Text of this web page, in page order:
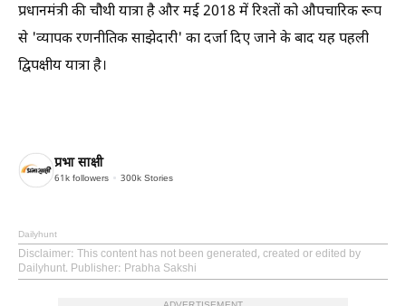
प्रधानमंत्री की चौथी यात्रा है और मई 2018 में रिश्तों को औपचारिक रूप
से 'व्यापक रणनीतिक साझेदारी' का दर्जा दिए जाने के बाद यह पहली
द्विपक्षीय यात्रा है।
प्रभा साक्षी
61k followers 300k Stories
Dailyhunt
Disclaimer: This content has not been generated, created or edited by
Dailyhunt. Publisher: Prabha Sakshi